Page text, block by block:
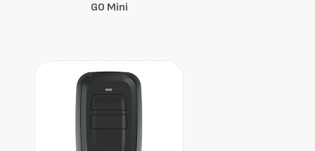
GO Mini